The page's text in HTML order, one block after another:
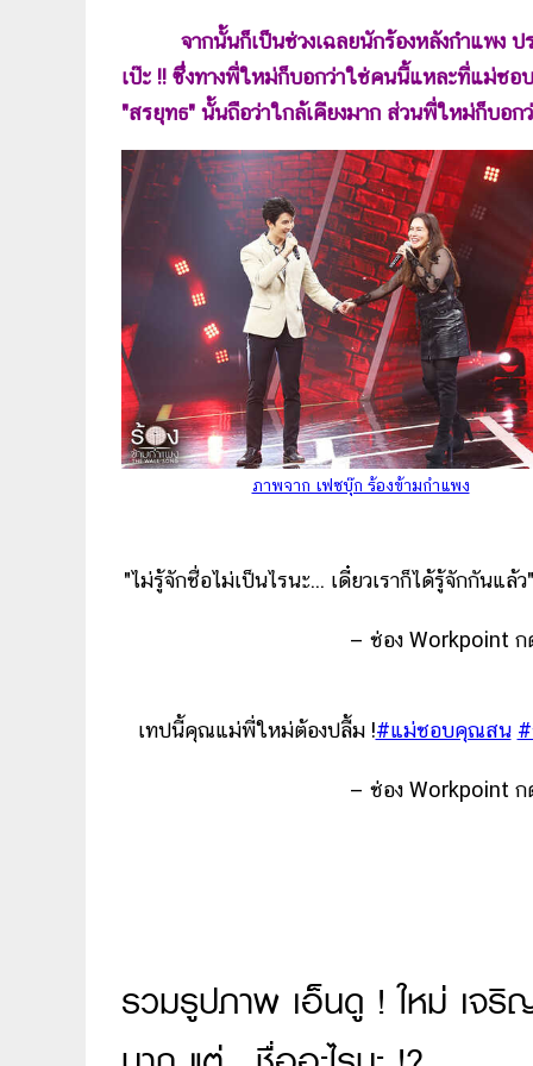
จากนั้นก็เป็นช่วงเฉลยนักร้องหลังกำแพง ปร
เป๊ะ !! ซึ่งทางพี่ใหม่ก็บอกว่าใช่คนนี้แหละที่แม่ชอ
"สรยุทธ" นั้นถือว่าใกล้เคียงมาก ส่วนพี่ใหม่ก็บอ
ภาพจาก เฟซบุ๊ก ร้องข้ามกำแพง
"ไม่รู้จักชื่อไม่เป็นไรนะ... เดี๋ยวเราก็ได้รู้จักกันแล้ว"
— ช่อง Workpoint
เทปนี้คุณแม่พี่ใหม่ต้องปลื้ม !#แม่ชอบคุณสน
— ช่อง Workpoint
รวมรูปภาพ เอ็นดู ! ใหม่ เจ